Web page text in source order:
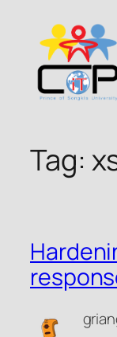
content
Tag: